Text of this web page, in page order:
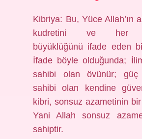
Kibriya: Bu, Yüce Allah’ın
kudretini ve her
büyüklüğünü ifade eden
İfade böyle olduğunda;
sahibi olan övünür;
sahibi olan kendine
kibri, sonsuz azametinin
Yani Allah sonsuz
sahiptir.